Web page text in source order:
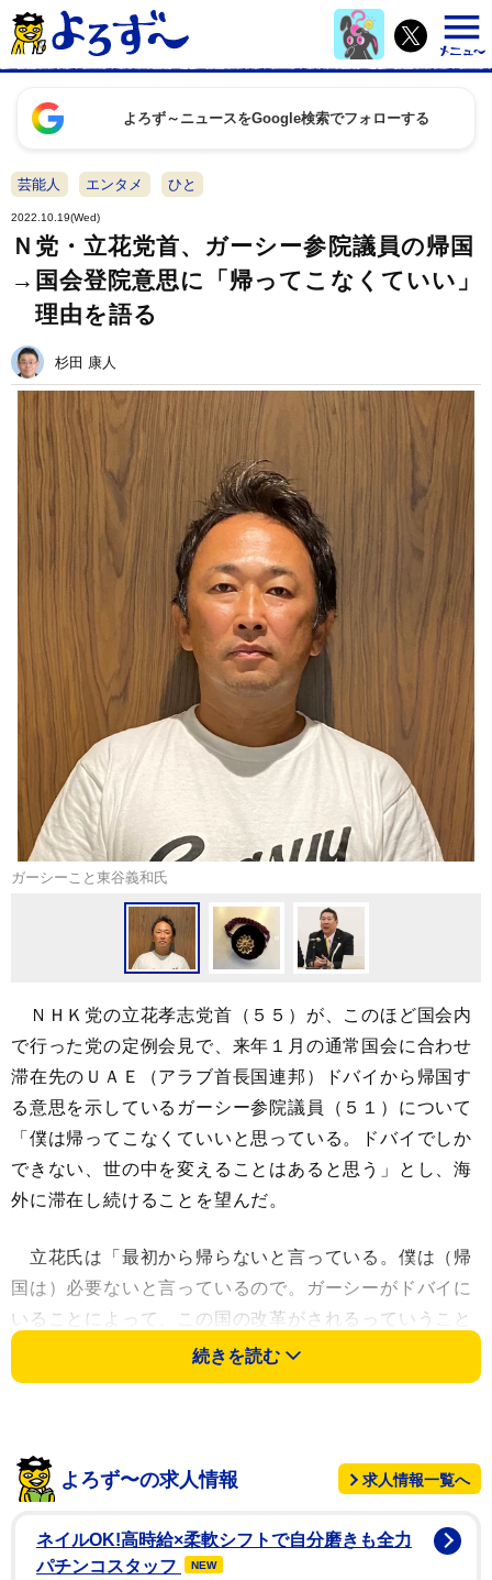
よろず～ニュースをGoogle検索でフォローする
芸能人 エンタメ ひと
2022.10.19(Wed)
Ｎ党・立花党首、ガーシー参院議員の帰国
→国会登院意思に「帰ってこなくていい」
理由を語る
杉田 康人
ガーシーこと東谷義和氏
ＮＨＫ党の立花孝志党首（５５）が、このほど国会内
で行った党の定例会見で、来年１月の通常国会に合わせ
滞在先のＵＡＥ（アラブ首長国連邦）ドバイから帰国す
る意思を示しているガーシー参院議員（５１）について
「僕は帰ってこなくていいと思っている。ドバイでしか
できない、世の中を変えることはあると思う」とし、海
外に滞在し続けることを望んだ。
立花氏は「最初から帰らないと言っている。僕は（帰
国は）必要ないと言っているので。ガーシーがドバイに
いることによって、この国の改革がされるっていうこと
に期待していただく人だけが期待してもらって。もしガ
ーシーを辞めさせるみたいな動きがあるようでしたら、
ドバイで〝暴露拠点〟のオンラインサロン「ＧＡＳＹ
ＬＥ（ガシる）」を運営するガーシー氏に、立花氏は
「国会議員として暴露をすることに意味がある」という
続きを読む
よろず〜の求人情報 求人情報一覧へ
ネイルOK!高時給×柔軟シフトで自分磨きも全力
パチンコスタッフ
NEW